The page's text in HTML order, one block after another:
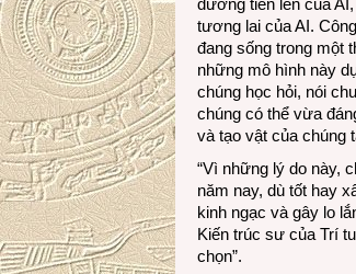
đường tiến lên của
tương lai của AI.
đang sống trong một
những mô hình này
chúng học hỏi, nói
chúng có thể vừa
và tạo vật của chúng
“Vì những lý do này,
năm nay, dù tốt hay
kinh ngạc và gây lo
Kiến trúc sư của Trí
chọn”.